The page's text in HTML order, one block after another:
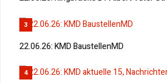
3
22.06.26: KMD BaustellenMD
4